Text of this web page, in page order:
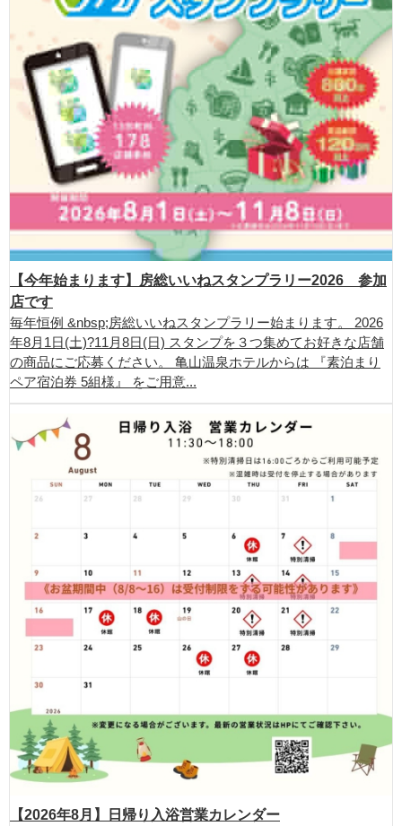
【今年始まります】房総いいねスタンプラリー2026 参加
店です
毎年恒例 &nbsp;房総いいねスタンプラリー始まります。 2026
年8月1日(土)?11月8日(日) スタンプを３つ集めてお好きな店舗
の商品にご応募ください。 亀山温泉ホテルからは 『素泊まり
ペア宿泊券 5組様』 をご用意...
【2026年8月】日帰り入浴営業カレンダー